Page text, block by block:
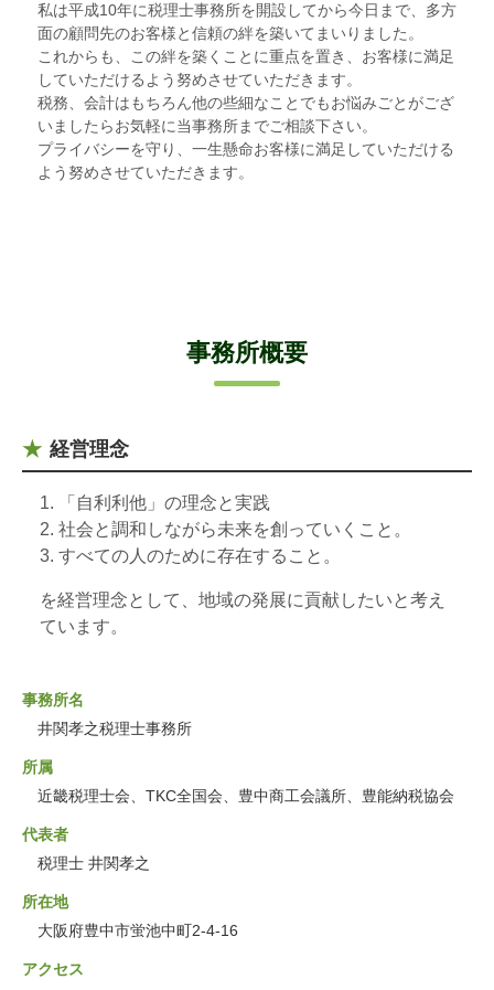
私は平成10年に税理士事務所を開設してから今日まで、多方
面の顧問先のお客様と信頼の絆を築いてまいりました。
これからも、この絆を築くことに重点を置き、お客様に満足
していただけるよう努めさせていただきます。
税務、会計はもちろん他の些細なことでもお悩みごとがござ
いましたらお気軽に当事務所までご相談下さい。
プライバシーを守り、一生懸命お客様に満足していただける
よう努めさせていただきます。
事務所概要
経営理念
「自利利他」の理念と実践
社会と調和しながら未来を創っていくこと。
すべての人のために存在すること。
を経営理念として、地域の発展に貢献したいと考え
ています。
事務所名
井関孝之税理士事務所
所属
近畿税理士会、TKC全国会、豊中商工会議所、豊能納税協会
代表者
税理士 井関孝之
所在地
大阪府豊中市蛍池中町2-4-16
アクセス